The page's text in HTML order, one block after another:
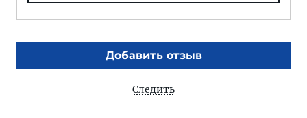
Добавить отзыв
Следить